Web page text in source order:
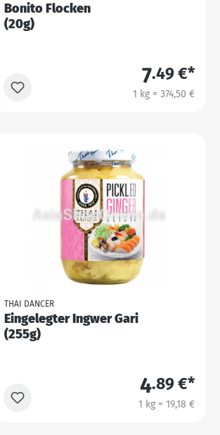
Bonito Flocken
(20g)
7.49 €*
1 kg = 374,50 €
THAI DANCER
Eingelegter Ingwer Gari
(255g)
4.89 €*
1 kg = 19,18 €